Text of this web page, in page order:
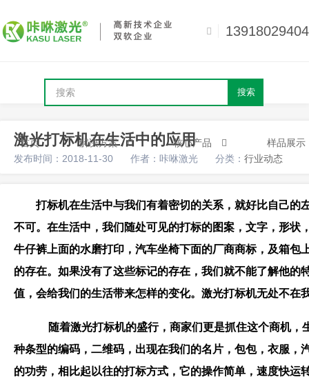
13918029404
搜索
首页 解决方案 核心产品 样品展示
激光打标机在生活中的应用
发布时间：2018-11-30 作者：咔咻激光 分类： 行业动态
打标机在生活中与我们有着密切的关系，就好比自己的
不可。在生活中，我们随处可见的打标的图案，文字，形状
牛仔裤上面的水磨打印，汽车坐椅下面的厂商商标，及箱包
的存在。如果没有了这些标记的存在，我们就不能了解他的
值，会给我们的生活带来怎样的变化。激光打标机无处不在
随着激光打标机的盛行，商家们更是抓住这个商机，
种条型的编码，二维码，出现在我们的名片，包包，衣服，
的功劳，相比起以往的打标方式，它的操作简单，速度快运